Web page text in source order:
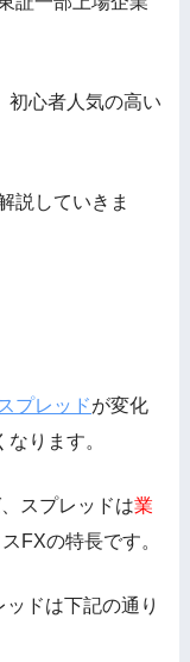
初心者人気の高い
説していきま
スプレッドが変化
ります。
スプレッドは業
FXの特長です。
ドは下記の通り